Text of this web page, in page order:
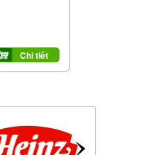
Chi tiết